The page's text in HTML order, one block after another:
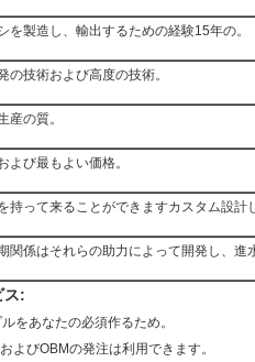
を製造し、輸出するための経験15年の。
の技術および高度の技術。
産の質。
よび最もよい価格。
持って来ることができますカスタム設計
関係はそれらの助力によって開発し、進
ス:
をあなたの必須作るため。
よびOBMの発注は利用できます。